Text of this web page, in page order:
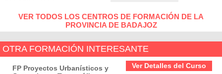
VER TODOS LOS CENTROS DE FORMACIÓN DE LA
PROVINCIA DE BADAJOZ
OTRA FORMACIÓN INTERESANTE
Ver Detalles del Curso
FP Proyectos Urbanísticos y